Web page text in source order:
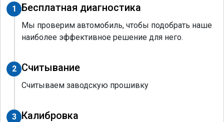
1 Бесплатная диагностика
Мы проверим автомобиль, чтобы подобрать наше
наиболее эффективное решение для него.
2 Считывание
Считываем заводскую прошивку
3 Калибровка